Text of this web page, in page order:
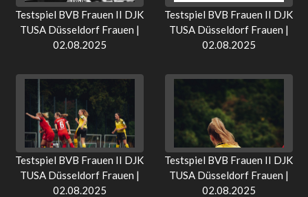
Testspiel BVB Frauen II DJK
TUSA Düsseldorf Frauen |
02.08.2025
Testspiel BVB Frauen II DJK
TUSA Düsseldorf Frauen |
02.08.2025
Testspiel BVB Frauen II DJK
TUSA Düsseldorf Frauen |
02.08.2025
Testspiel BVB Frauen II DJK
TUSA Düsseldorf Frauen |
02.08.2025